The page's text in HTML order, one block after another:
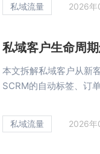
私域流量 2026年
私域客户生命周
本文拆解私域客户从新
SCRM的自动标签、订
私域流量 2026年